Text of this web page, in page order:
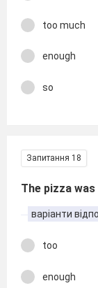
too much
enough
so
Запитання 18
The pizza
варіанти
too
enough